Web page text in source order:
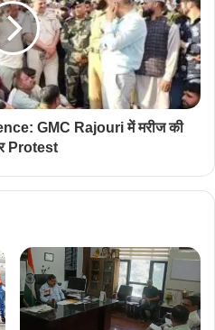
GMC Rajouri में मरीज की
Protest